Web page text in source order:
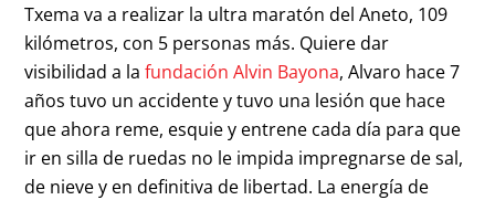
Txema va a realizar la ultra maratón del Aneto, 109
kilómetros, con 5 personas más. Quiere dar
visibilidad a lafundación Alvin Bayona, Alvaro hace 7
años tuvo un accidente y tuvo una lesión que hace
que ahora reme, esquie y entrene cada día para que
ir en silla de ruedas no le impida impregnarse de sal,
de nieve y en definitiva de libertad. La energía de